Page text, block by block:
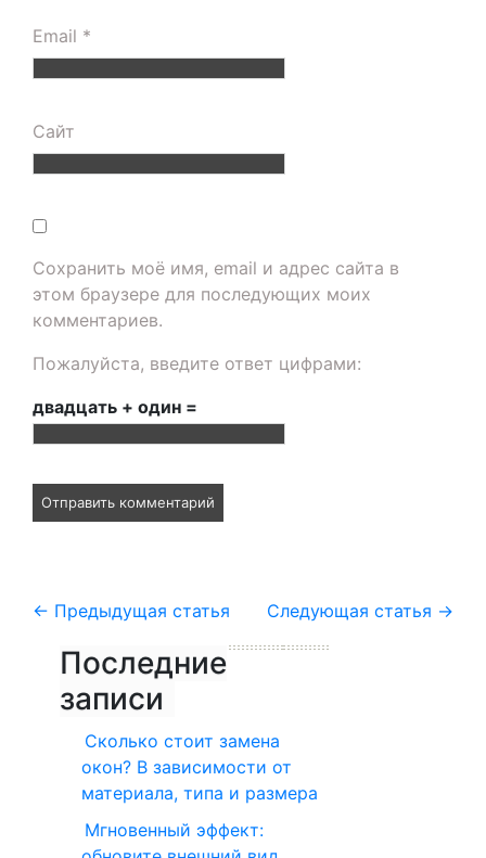
Email *
Сайт
Сохранить моё имя, email и адрес сайта в
этом браузере для последующих моих
комментариев.
Пожалуйста, введите ответ цифрами:
двадцать + один =
← Предыдущая статья Следующая статья →
Последние
записи
Сколько стоит замена
окон? В зависимости от
материала, типа и размера
Мгновенный эффект: